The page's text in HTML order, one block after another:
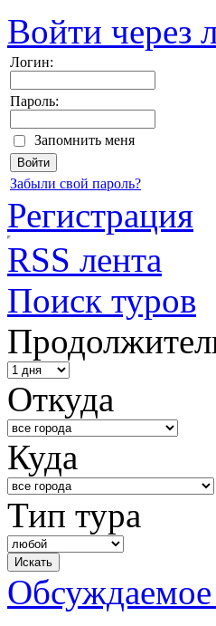
Войти через
Логин:
Пароль:
Запомнить меня
Забыли свой пароль?
Регистрация
RSS лента
Поиск туров
Откуда
Куда
Тип тура